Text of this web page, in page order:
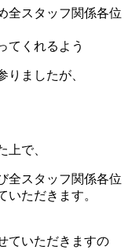
全スタッフ関係各位
てくれるよう
ましたが、
上で、
全スタッフ関係各位
ただきます。
ていただきますの